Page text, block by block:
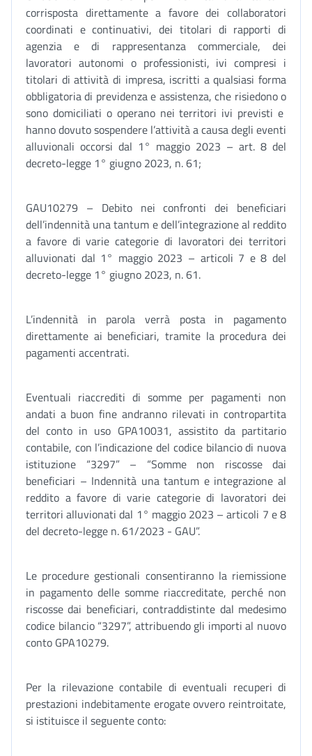
corrisposta direttamente a favore dei collaboratori
coordinati e continuativi, dei titolari di rapporti di
agenzia e di rappresentanza commerciale, dei
lavoratori autonomi o professionisti, ivi compresi i
titolari di attività di impresa, iscritti a qualsiasi forma
obbligatoria di previdenza e assistenza, che risiedono o
sono domiciliati o operano nei territori ivi previsti e
hanno dovuto sospendere l’attività a causa degli eventi
alluvionali occorsi dal 1° maggio 2023 – art. 8 del
decreto-legge 1° giugno 2023, n. 61;
GAU10279 – Debito nei confronti dei beneficiari
dell’indennità una tantum e dell’integrazione al reddito
a favore di varie categorie di lavoratori dei territori
alluvionati dal 1° maggio 2023 – articoli 7 e 8 del
decreto-legge 1° giugno 2023, n. 61.
L’indennità in parola verrà posta in pagamento
direttamente ai beneficiari, tramite la procedura dei
pagamenti accentrati.
Eventuali riaccrediti di somme per pagamenti non
andati a buon fine andranno rilevati in contropartita
del conto in uso GPA10031, assistito da partitario
contabile, con l’indicazione del codice bilancio di nuova
istituzione “3297” – “Somme non riscosse dai
beneficiari – Indennità una tantum e integrazione al
reddito a favore di varie categorie di lavoratori dei
territori alluvionati dal 1° maggio 2023 – articoli 7 e 8
del decreto-legge n. 61/2023 - GAU”.
Le procedure gestionali consentiranno la riemissione
in pagamento delle somme riaccreditate, perché non
riscosse dai beneficiari, contraddistinte dal medesimo
codice bilancio “3297”, attribuendo gli importi al nuovo
conto GPA10279.
Per la rilevazione contabile di eventuali recuperi di
prestazioni indebitamente erogate ovvero reintroitate,
si istituisce il seguente conto: